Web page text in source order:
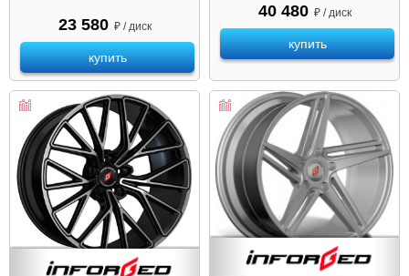
23 580 ₽ / диск
купить
40 480 ₽ / диск
купить